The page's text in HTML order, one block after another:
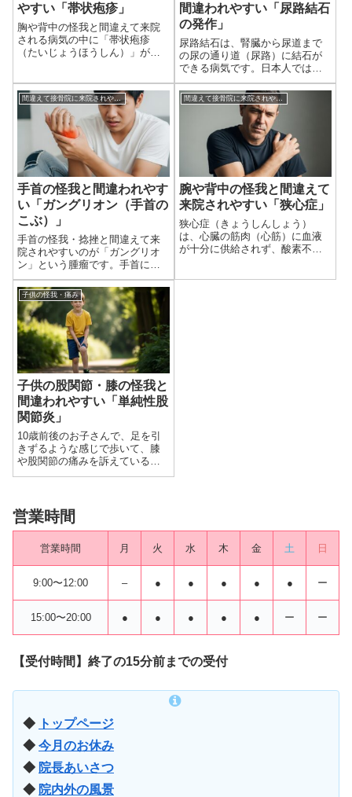
やすい「帯状疱疹」
胸や背中の怪我と間違えて来院
される病気の中に「帯状疱疹
（たいじょうほうしん）」があ
リピリなったんだけど、何か痛
めたかな？」とおっしゃりなが
ら来院されるケースが多いで
す。帯状疱疹の初期の...
間違われやすい「尿路結石
の発作」
尿路結石は、腎臓から尿道まで
の尿の通り道（尿路）に結石が
できる病気です。日本人では一
生のうちに約10%の人が経験す
ると言われる、比較的ありふれ
た疾患です。接骨院にもぎっく
り腰と間違えて、尿路結石の発
作の患者さんが来院されること
があります。結...
手首の怪我と間違われやす
い「ガングリオン（手首の
こぶ）」
手首の怪我・捻挫と間違えて来
院されやすいのが「ガングリオ
ン」という腫瘤です。手首にで
きやすい「こぶ」のことです。
僕自身、学生時代に手首にガン
グリオンができたことがありま
す。柔道をやっているときに手
首が引っかかる感じがして、手
首のところを見た...
間違えて接骨院に来院されやすい病気・怪我
腕や背中の怪我と間違えて
来院されやすい「狭心症」
狭心症（きょうしんしょう）
は、心臓の筋肉（心筋）に血液
が十分に供給されず、酸素不足
子供の怪我・痛み
子供の股関節・膝の怪我と
間違われやすい「単純性股
関節炎」
10歳前後のお子さんで、足を引
きずるような感じで歩いて、膝
や股関節の痛みを訴えている場
合、整形外科を受診するように
えん）」と呼ばれる、足の病気
があり、接骨院に膝や股関節の
営業時間
営業時間 月 火 水 木 金 土 日
9:00〜12:00 – ● ● ● ● ● ー
15:00〜20:00 ● ● ● ● ● ー ー
【受付時間】終了の15分前までの受付
◆
トップページ
◆ 今月のお休み
◆ 院長あいさつ
◆ 院内外の風景